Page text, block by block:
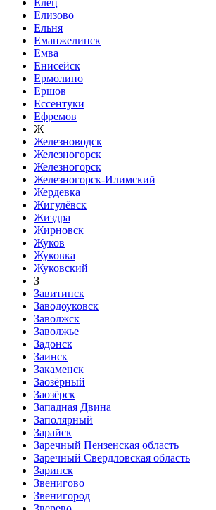
Елизово
Ельня
Еманжелинск
Емва
Енисейск
Ермолино
Ершов
Ессентуки
Ефремов
Ж
Железноводск
Железногорск
Железногорск
Железногорск-Илимский
Жердевка
Жигулёвск
Жиздра
Жирновск
Жуков
Жуковка
Жуковский
З
Завитинск
Заводоуковск
Заволжск
Заволжье
Задонск
Заинск
Закаменск
Заозёрный
Заозёрск
Западная Двина
Заполярный
Зарайск
Заречный Пензенская область
Заречный Свердловская область
Заринск
Звенигово
Звенигород